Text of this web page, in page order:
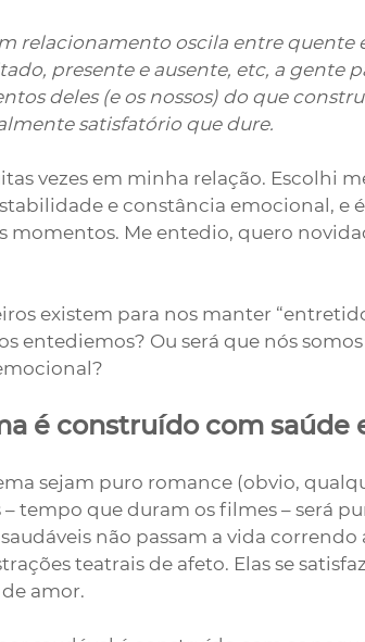
relacionamento oscila entre quente
presente e ausente, etc, a gente
deles (e os nossos) do que
satisfatório que dure.
vezes em minha relação. Escolhi
e constância emocional, e
momentos. Me entedio, quero
existem para nos manter
entediemos? Ou será que nós
é construído com saúde
sejam puro romance (obvio,
– tempo que duram os filmes – será
não passam a vida correndo
teatrais de afeto. Elas se
amor.